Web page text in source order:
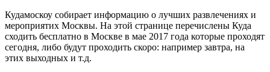
Кудамоскоу собирает информацию о лучших развлечениях и
мероприятих Москвы. На этой странице перечислены Куда
сходить бесплатно в Москве в мае 2017 года которые проходят
сегодня, либо будут проходить скоро: например завтра, на
этих выходных и т.д.